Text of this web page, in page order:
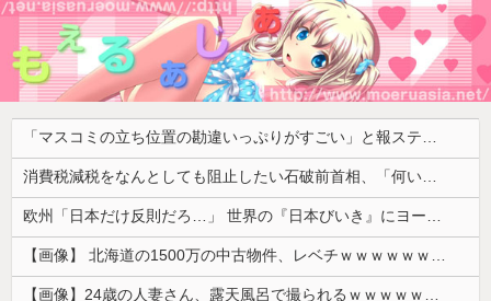
「マスコミの立ち位置の勘違いっぷりがすごい」と報ステ大越キャスターの台詞に視聴者絶句、高市とトランプを同列視させようという思惑がひしひしと
消費税減税をなんとしても阻止したい石破前首相、「何いってんのこいつ」と有権者をドン引きさせるよな屁理屈を……
欧州「日本だけ反則だろ…」 世界の『日本びいき』にヨーロッパ全土から不満の声
【画像】 北海道の1500万の中古物件、レベチｗｗｗｗｗｗｗｗｗｗｗｗｗｗｗｗｗｗｗｗ
【画像】24歳の人妻さん、露天風呂で撮られるｗｗｗｗｗｗｗｗｗｗｗｗｗｗｗｗｗ